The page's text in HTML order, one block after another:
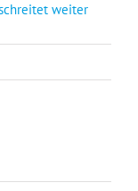
weiter